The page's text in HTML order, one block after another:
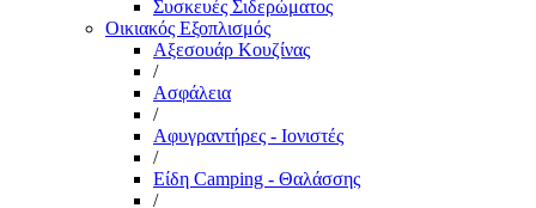
Συσκευές Σιδερώματος
Οικιακός Εξοπλισμός
Αξεσουάρ Κουζίνας
/
Ασφάλεια
/
Αφυγραντήρες - Ιονιστές
/
Είδη Camping - Θαλάσσης
/